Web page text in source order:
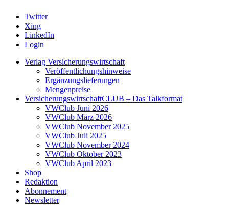
Twitter
Xing
LinkedIn
Login
Verlag Versicherungswirtschaft
Veröffentlichungshinweise
Ergänzungslieferungen
Mengenpreise
VersicherungswirtschaftCLUB – Das Talkformat
VWClub Juni 2026
VWClub März 2026
VWClub November 2025
VWClub Juli 2025
VWClub November 2024
VWClub Oktober 2023
VWClub April 2023
Shop
Redaktion
Abonnement
Newsletter